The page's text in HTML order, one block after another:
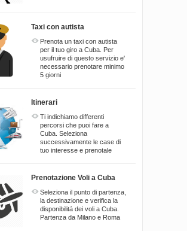
Taxi con autista
Prenota un taxi con autista
per il tuo giro a Cuba. Per
usufruire di questo servizio e'
necessario prenotare minimo
5 giorni
Itinerari
Ti indichiamo differenti
percorsi che puoi fare a
Cuba. Seleziona
successivamente le case di
tuo interesse e prenotale
Prenotazione Voli a Cuba
Seleziona il punto di partenza,
la destinazione e verifica la
disponibilitá dei voli a Cuba.
Partenza da Milano e Roma